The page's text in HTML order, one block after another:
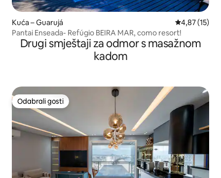
Kuća – Guarujá Prosječna
4,87 (15)
Pantai Enseada- Refúgio BEIRA MAR, como resort!
Drugi smještaji za odmor s masažnom
kadom
Odabrali gosti
Odabrali gosti